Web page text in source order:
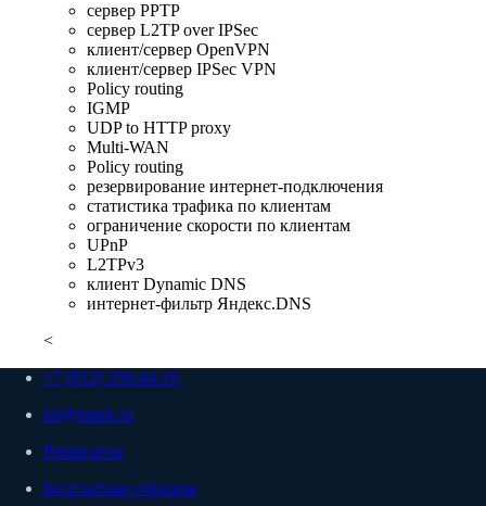
сервер PPTP
сервер L2TP over IPSec
клиент/сервер OpenVPN
клиент/сервер IPSec VPN
Policy routing
IGMP
UDP to HTTP proxy
Multi-WAN
Policy routing
резервирование интернет-подключения
статистика трафика по клиентам
ограничение скорости по клиентам
UPnP
L2TPv3
клиент Dynamic DNS
интернет-фильтр Яндекс.DNS
<
+7 (812) 250-44-16
iot@innek.ru
Реквизиты
Бесплатные образцы